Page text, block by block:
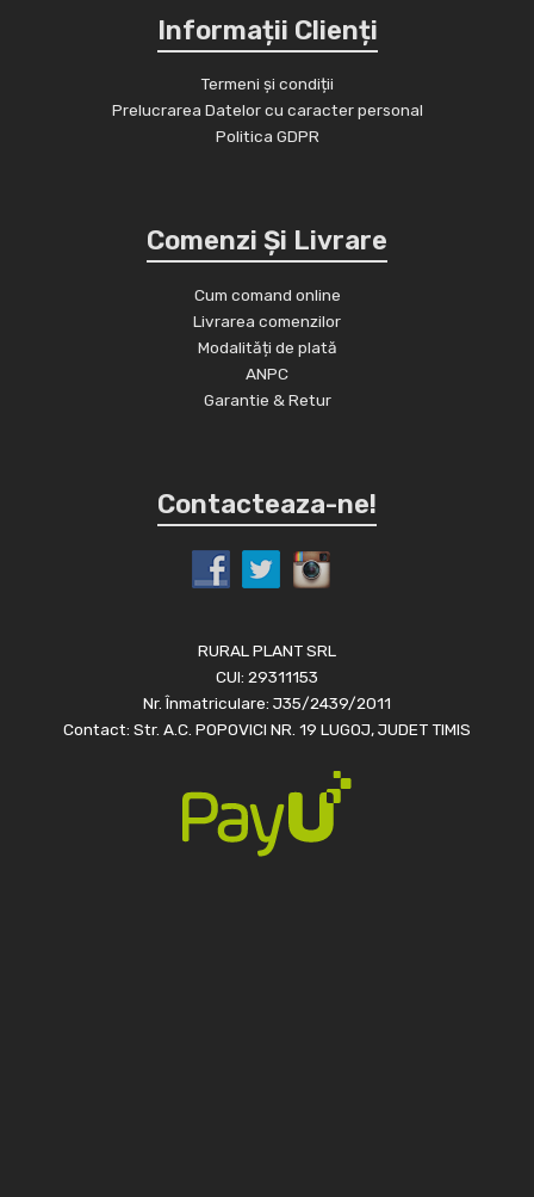
Informații Clienți
Termeni și condiții
Prelucrarea Datelor cu caracter personal
Politica GDPR
Comenzi Și Livrare
Cum comand online
Livrarea comenzilor
Modalități de plată
ANPC
Garantie & Retur
Contacteaza-ne!
RURAL PLANT SRL
CUI: 29311153
Nr. Înmatriculare: J35/2439/2011
Contact: Str. A.C. POPOVICI NR. 19 LUGOJ, JUDET TIMIS